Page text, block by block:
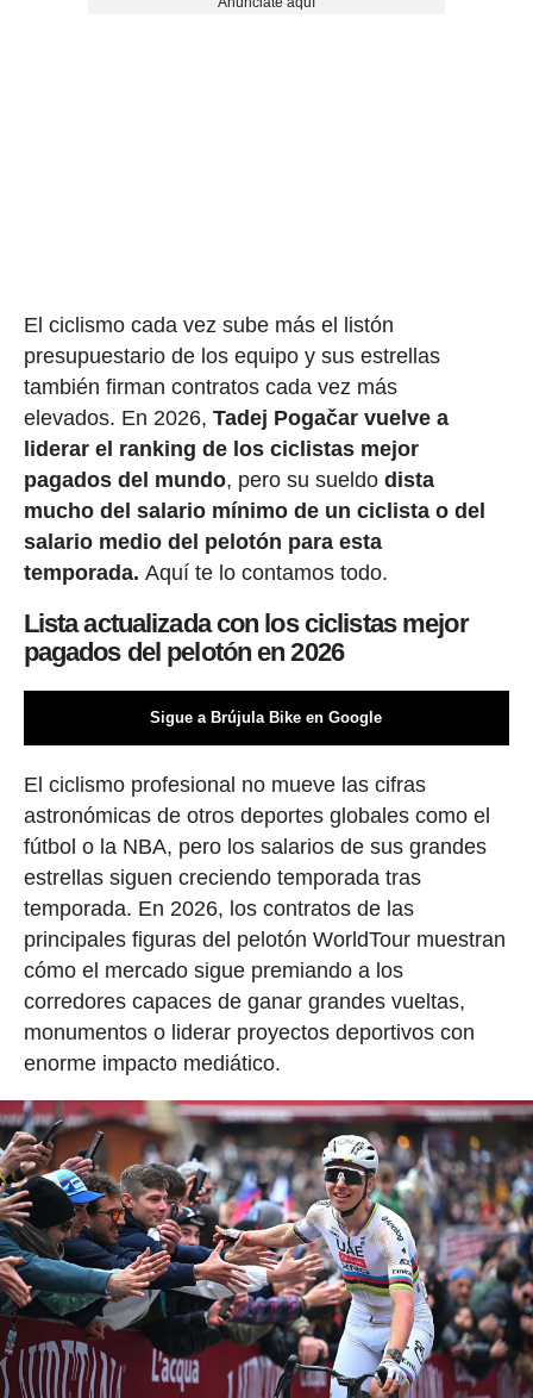
El ciclismo cada vez sube más el listón
presupuestario de los equipo y sus estrellas
también firman contratos cada vez más
elevados. En 2026, Tadej Pogačar vuelve a
liderar el ranking de los ciclistas mejor
pagados del mundo, pero su sueldo dista
mucho del salario mínimo de un ciclista o del
salario medio del pelotón para esta
temporada. Aquí te lo contamos todo.
Lista actualizada con los ciclistas mejor
pagados del pelotón en 2026
Sigue a Brújula Bike en Google
El ciclismo profesional no mueve las cifras
astronómicas de otros deportes globales como el
fútbol o la NBA, pero los salarios de sus grandes
estrellas siguen creciendo temporada tras
temporada. En 2026, los contratos de las
principales figuras del pelotón WorldTour muestran
cómo el mercado sigue premiando a los
corredores capaces de ganar grandes vueltas,
monumentos o liderar proyectos deportivos con
enorme impacto mediático.